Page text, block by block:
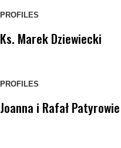
PROFILES
Ks. Marek Dziewiecki
PROFILES
Joanna i Rafał Patyrowie